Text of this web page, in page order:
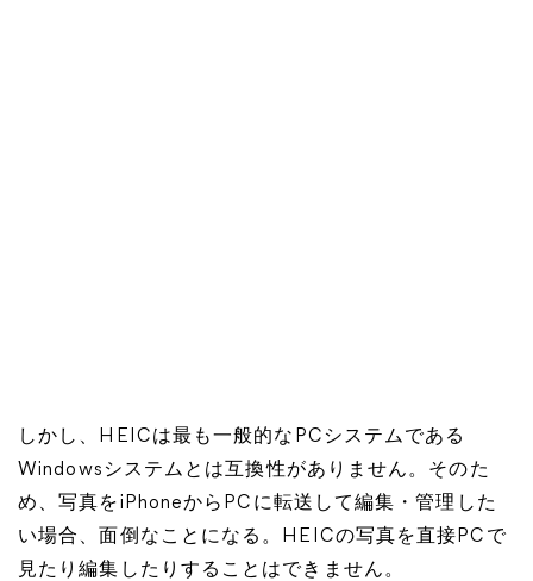
しかし、HEICは最も一般的なPCシステムである
Windowsシステムとは互換性がありません。そのた
め、写真をiPhoneからPCに転送して編集・管理した
い場合、面倒なことになる。HEICの写真を直接PCで
見たり編集したりすることはできません。